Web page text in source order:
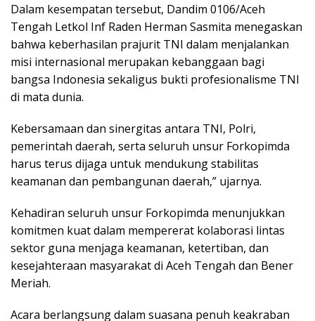
Dalam kesempatan tersebut, Dandim 0106/Aceh
Tengah Letkol Inf Raden Herman Sasmita menegaskan
bahwa keberhasilan prajurit TNI dalam menjalankan
misi internasional merupakan kebanggaan bagi
bangsa Indonesia sekaligus bukti profesionalisme TNI
di mata dunia.
Kebersamaan dan sinergitas antara TNI, Polri,
pemerintah daerah, serta seluruh unsur Forkopimda
harus terus dijaga untuk mendukung stabilitas
keamanan dan pembangunan daerah,” ujarnya.
Kehadiran seluruh unsur Forkopimda menunjukkan
komitmen kuat dalam mempererat kolaborasi lintas
sektor guna menjaga keamanan, ketertiban, dan
kesejahteraan masyarakat di Aceh Tengah dan Bener
Meriah.
Acara berlangsung dalam suasana penuh keakraban